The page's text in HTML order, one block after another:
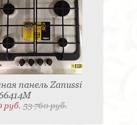
панель Zanussi
руб.53 760 руб.